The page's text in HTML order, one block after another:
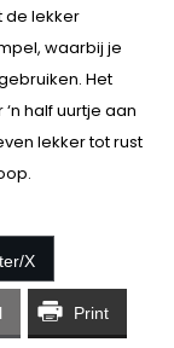
de lekker
waarbij je
Het
half uurtje aan
lekker tot rust
X
Print